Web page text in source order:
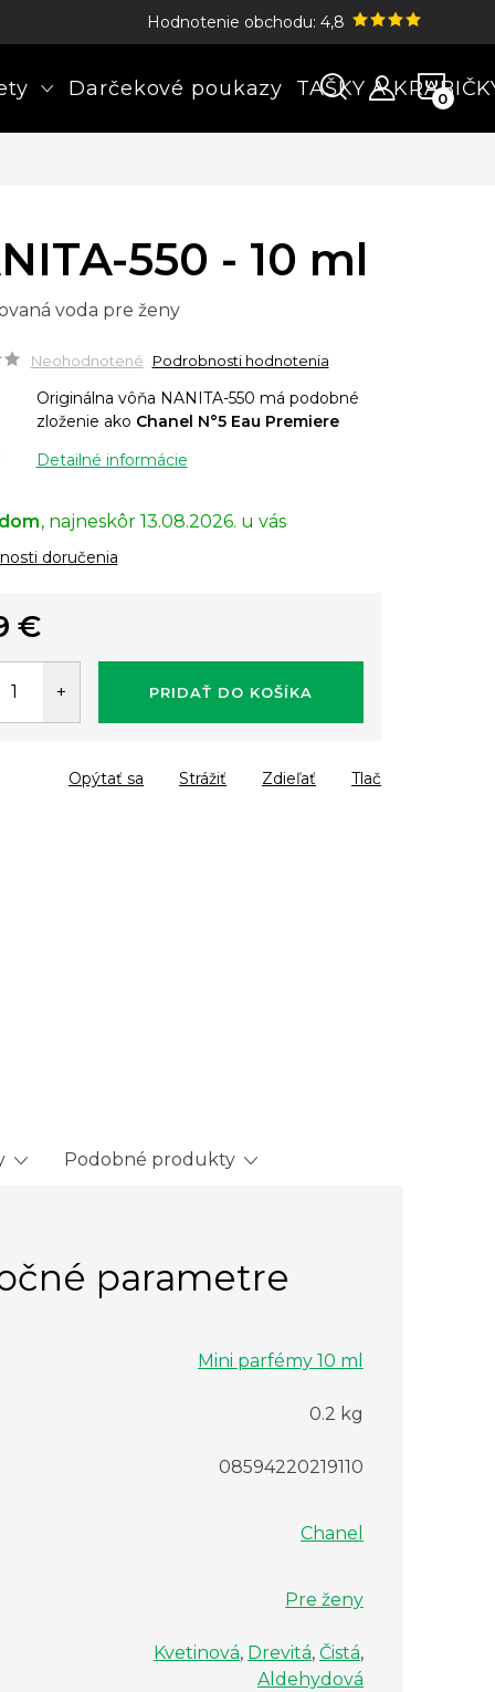
Hodnotenie obchodu: 4,8
Darčekové poukazy TAŠKY A
550 - 10 ml
voda pre ženy
Neohodnotené Podrobnosti hodnotenia
Originálna vôňa NANITA-550 má podobné
zloženie ako Chanel N°5 Eau Premiere
Detailné informácie
13.08.2026.
doručenia
€
PRIDAŤ DO KOŠÍKA
Tlač
Opýtať sa Strážiť Zdieľať
Podobné produkty
parametre
Mini parfémy 10 ml
0.2 kg
08594220219110
Chanel
Pre ženy
Kvetinová, Drevitá, Čistá,
Aldehydová